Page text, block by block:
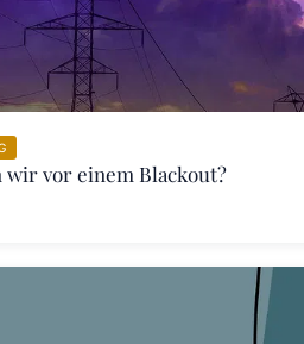
wir vor einem Blackout?